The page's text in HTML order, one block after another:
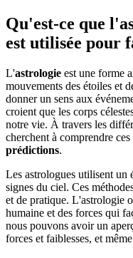
Qu'est-ce que
est utilisée pour
L'astrologie est une forme
mouvements des étoiles et
donner un sens aux
croient que les corps
notre vie. À travers les
cherchent à comprendre
prédictions.
Les astrologues utilisent un
signes du ciel. Ces
et de pratique. L'astrologie
humaine et des forces qui
nous pouvons avoir un
forces et faiblesses, et